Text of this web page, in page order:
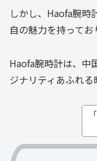
しかし、Haofa腕時
自の魅力を持ってお
Haofa腕時計は、中
ジナリティあふれる